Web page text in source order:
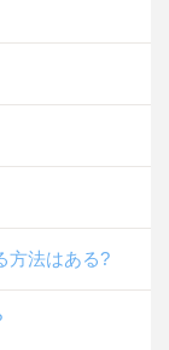
方法はある?